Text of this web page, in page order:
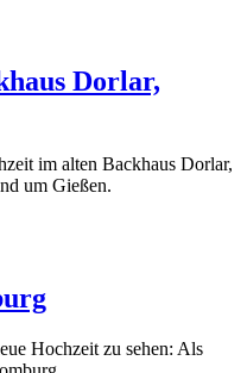
Dorlar,
im alten Backhaus Dorlar,
um Gießen.
Hochzeit zu sehen: Als